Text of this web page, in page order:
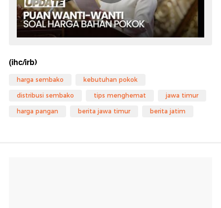
(ihc/irb)
harga sembako kebutuhan pokok
distribusi sembako tips menghemat jawa timur
harga pangan berita jawa timur berita jatim